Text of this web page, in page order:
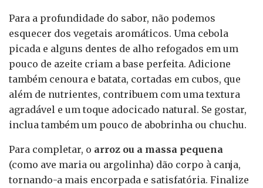
Para a profundidade do sabor, não podemos
esquecer dos vegetais aromáticos. Uma cebola
picada e alguns dentes de alho refogados em um
pouco de azeite criam a base perfeita. Adicione
também cenoura e batata, cortadas em cubos, que
além de nutrientes, contribuem com uma textura
agradável e um toque adocicado natural. Se gostar,
inclua também um pouco de abobrinha ou chuchu.
Para completar, o arroz ou a massa pequena
(como ave maria ou argolinha) dão corpo à canja,
tornando-a mais encorpada e satisfatória. Finalize